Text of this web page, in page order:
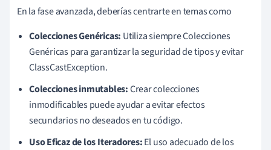
En la fase avanzada, deberías centrarte en temas como
Colecciones Genéricas: Utiliza siempre Colecciones
Genéricas para garantizar la seguridad de tipos y evitar
ClassCastException.
Colecciones inmutables:Crear colecciones
inmodificables puede ayudar a evitar efectos
secundarios no deseados en tu código.
Uso Eficaz de los Iteradores:El uso adecuado de los